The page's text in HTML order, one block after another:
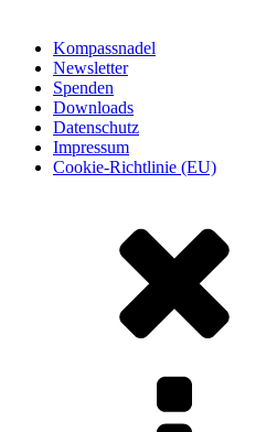
Kompassnadel
Newsletter
Spenden
Downloads
Datenschutz
Impressum
Cookie-Richtlinie (EU)